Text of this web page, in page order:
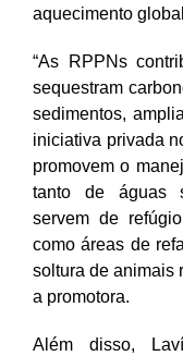
aquecimento
“As RPPNs
sequestram
sedimentos,
iniciativa privada
promovem o
tanto de águas
servem de
como áreas de
soltura de animais
a promotora.
Além disso,